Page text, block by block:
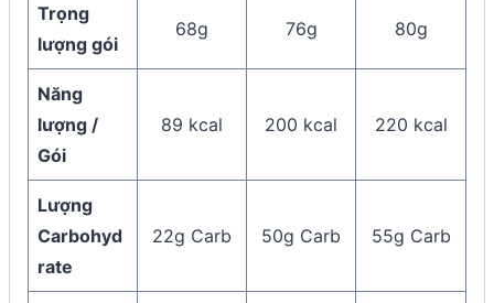
Trọng
lượng gói
68g 76g 80g
Năng
lượng /
Gói
89 kcal 200 kcal 220 kcal
Lượng
Carbohyd
rate
22g Carb 50g Carb 55g Carb